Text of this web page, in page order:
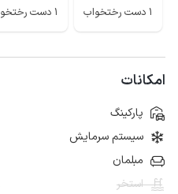
1 دست رختخواب
1 دست رختخواب
امکانات
پارکینگ
سیستم سرمایش
مبلمان
استخر